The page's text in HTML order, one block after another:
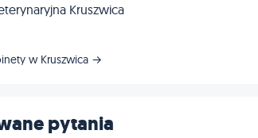
Kruszwica
w Kruszwica →
pytania